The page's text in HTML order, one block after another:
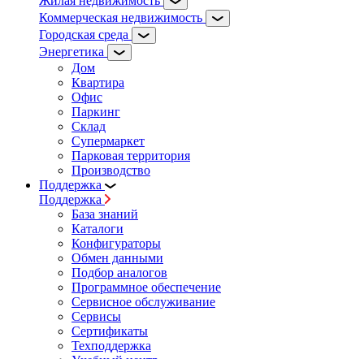
Коммерческая недвижимость
Городская среда
Энергетика
Дом
Квартира
Офис
Паркинг
Склад
Супермаркет
Парковая территория
Производство
Поддержка
Поддержка
База знаний
Каталоги
Конфигураторы
Обмен данными
Подбор аналогов
Программное обеспечение
Сервисное обслуживание
Сервисы
Сертификаты
Техподдержка